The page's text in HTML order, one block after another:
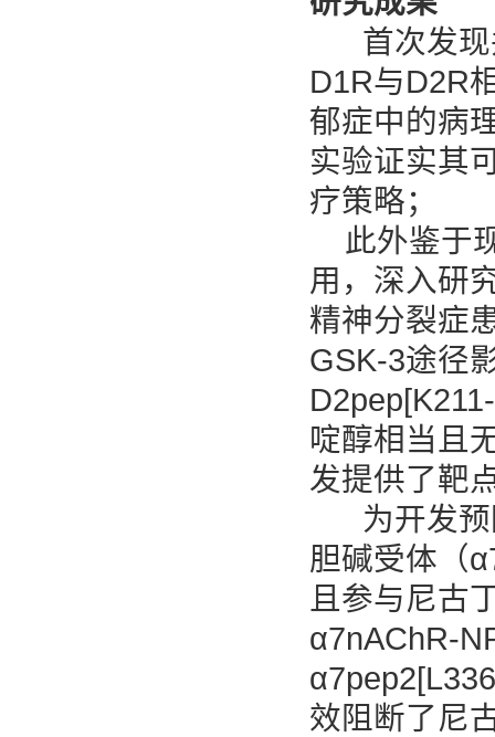
首次发现
D1R与D2R
郁症中的病
实验证实其
疗策略；
此外鉴于
用，深入研
精神分裂症
GSK-3途径
啶醇相当且
发提供了靶
为开发预
胆碱受体（
且参与尼古
α7nAChR-
效阻断了尼